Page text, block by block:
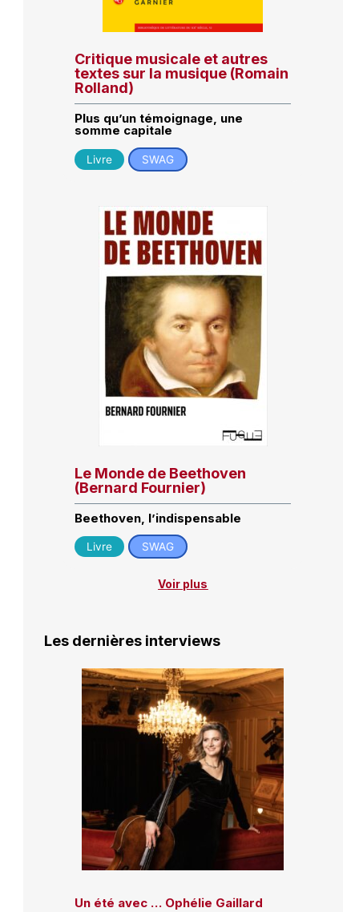
Critique musicale et autres
textes sur la musique (Romain
Rolland)
Plus qu’un témoignage, une
somme capitale
Livre SWAG
Le Monde de Beethoven
(Bernard Fournier)
Beethoven, l’indispensable
Livre SWAG
Voir plus
Les dernières interviews
Un été avec … Ophélie Gaillard